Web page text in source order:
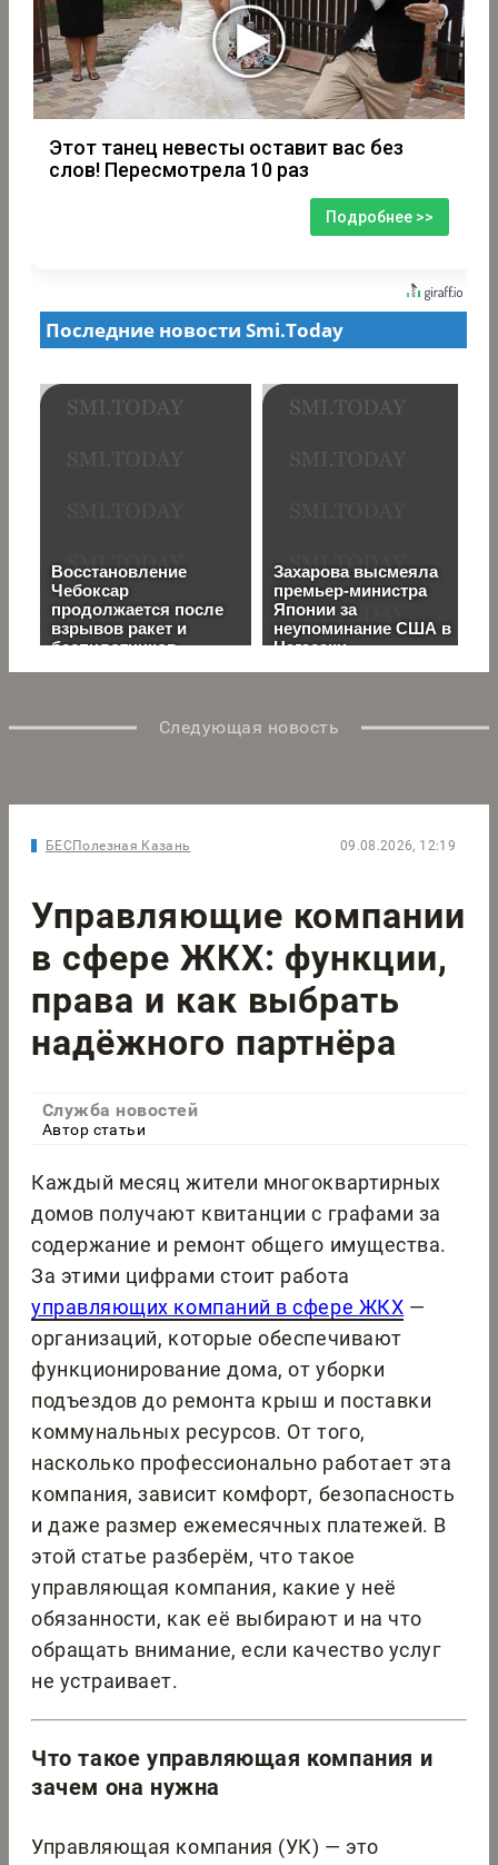
Этот танец невесты оставит вас без
слов! Пересмотрела 10 раз
Подробнее >>
Следующая новость
БЕСПолезная Казань 09.08.2026, 12:19
Управляющие компании
в сфере ЖКХ: функции,
права и как выбрать
надёжного партнёра
Служба новостей
Автор статьи
Каждый месяц жители многоквартирных
домов получают квитанции с графами за
содержание и ремонт общего имущества.
За этими цифрами стоит работа
управляющих компаний в сфере ЖКХ —
организаций, которые обеспечивают
функционирование дома, от уборки
подъездов до ремонта крыш и поставки
коммунальных ресурсов. От того,
насколько профессионально работает эта
компания, зависит комфорт, безопасность
и даже размер ежемесячных платежей. В
этой статье разберём, что такое
управляющая компания, какие у неё
обязанности, как её выбирают и на что
обращать внимание, если качество услуг
не устраивает.
Что такое управляющая компания и
зачем она нужна
Управляющая компания (УК) — это